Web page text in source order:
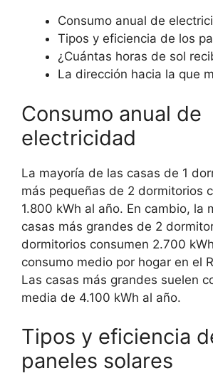
Consumo anual de
Tipos y eficiencia de los
¿Cuántas horas de sol
La dirección hacia la que
Consumo anual de
electricidad
La mayoría de las casas de 1
más pequeñas de 2 dormitorios
1.800 kWh al año. En cambio, la
casas más grandes de 2
dormitorios consumen 2.700
consumo medio por hogar en el
Las casas más grandes suelen
media de 4.100 kWh al año.
Tipos y eficiencia
paneles solares